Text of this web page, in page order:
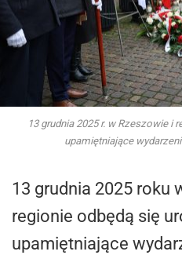
13 grudnia 2025 r. w Rzeszowie i
upamiętniające
13 grudnia 2025 roku
regionie odbędą się
upamiętniające